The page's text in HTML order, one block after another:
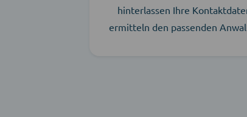
hinterlassen Ihre
ermitteln den passenden